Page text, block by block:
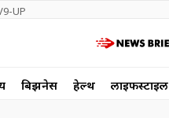
UP
बिझनेस हेल्थ लाईफस्टाईल